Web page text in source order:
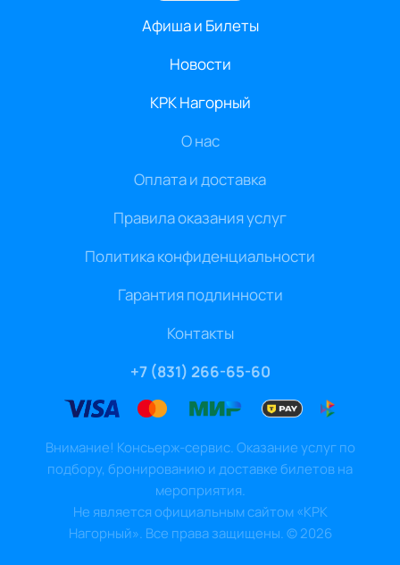
Афиша и Билеты
Новости
КРК Нагорный
О нас
Оплата и доставка
Правила оказания услуг
Политика конфиденциальности
Гарантия подлинности
Контакты
+7 (831) 266-65-60
Внимание! Консьерж-сервис. Оказание услуг по
подбору, бронированию и доставке билетов на
мероприятия.
Не является официальным сайтом «КРК
Нагорный». Все права защищены.©2026